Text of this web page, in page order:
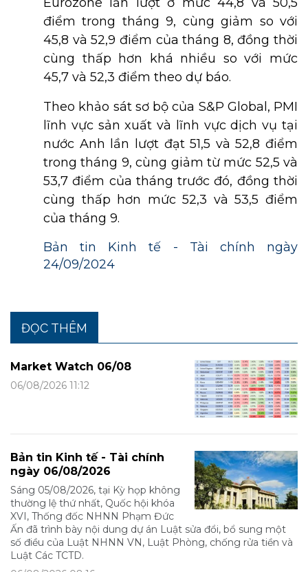
điểm trong tháng 9, cùng giảm so với
45,8 và 52,9 điểm của tháng 8, đồng thời
cùng thấp hơn khá nhiều so với mức
45,7 và 52,3 điểm theo dự báo.
Theo khảo sát sơ bộ của S&P Global, PMI
lĩnh vực sản xuất và lĩnh vực dịch vụ tại
nước Anh lần lượt đạt 51,5 và 52,8 điểm
trong tháng 9, cùng giảm từ mức 52,5 và
53,7 điểm của tháng trước đó, đồng thời
cùng thấp hơn mức 52,3 và 53,5 điểm
của tháng 9.
Bản tin Kinh tế - Tài chính ngày
24/09/2024
ĐỌC THÊM
Market Watch 06/08
06/08/2026 11:12
Bản tin Kinh tế - Tài chính
ngày 06/08/2026
Sáng 05/08/2026, tại Kỳ họp không
thường lệ thứ nhất, Quốc hội khóa
XVI, Thống đốc NHNN Phạm Đức
Ấn đã trình bày nội dung dự án Luật sửa đổi, bổ sung một
số điều của Luật NHNN VN, Luật Phòng, chống rửa tiền và
Luật Các TCTD.